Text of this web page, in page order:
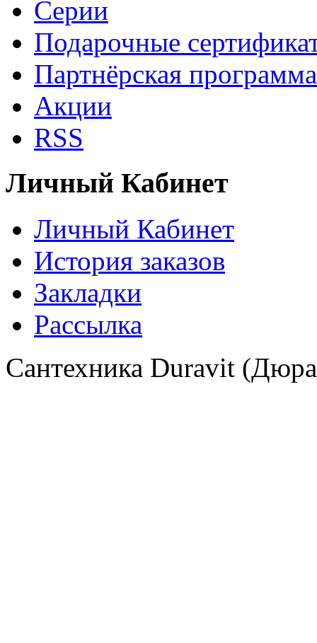
Серии
Подарочные
Партнёрская программа
Акции
RSS
Личный Кабинет
Личный Кабинет
История заказов
Закладки
Рассылка
Сантехника Duravit